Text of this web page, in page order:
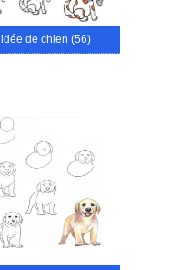
idée de chien (56)